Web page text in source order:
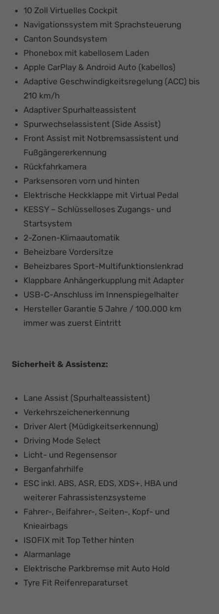
10 Zoll Virtuelles Cockpit
Navigationssystem mit Sprachsteuerung
Canton Soundsystem
Phonebox mit kabellosem Laden
Apple CarPlay & Android Auto (kabellos)
Adaptive Geschwindigkeitsregelung (ACC) bis
210 km/h
Adaptiver Spurhalteassistent
Spurwechselassistent (Side Assist)
Front Assist mit Notbremsassistent und
Fußgängererkennung
Rückfahrkamera
Parksensoren vorn und hinten
Elektrische Heckklappe mit Virtual Pedal
KESSY – Schlüsselloses Zugangs- und
Startsystem
2-Zonen-Klimaautomatik
Beheizbare Vordersitze
Beheizbares Sport-Multifunktionslenkrad
Klappbare Anhängerkupplung mit Adapter
USB-C-Anschluss im Innenspiegelhalter
Hersteller Garantie 5 Jahre / 100.000 km
immer was zuerst Eintritt
Sicherheit & Assistenz:
Lane Assist (Spurhalteassistent)
Verkehrszeichenerkennung
Driver Alert (Müdigkeitserkennung)
Driving Mode Select
Licht- und Regensensor
Berganfahrhilfe
ESC inkl. ABS, ASR, EDS, XDS+, HBA und
weiterer Fahrassistenzsysteme
Fahrer-, Beifahrer-, Seiten-, Kopf- und
Knieairbags
ISOFIX mit Top Tether hinten
Alarmanlage
Elektrische Parkbremse mit Auto Hold
Tyre Fit Reifenreparaturset